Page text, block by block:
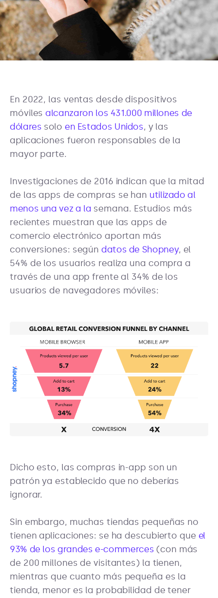
En 2022, las ventas desde dispositivos
móviles alcanzaron los 431.000 millones de
dólares solo en Estados Unidos, y las
aplicaciones fueron responsables de la
mayor parte.
Investigaciones de 2016 indican que la mitad
de las apps de compras se han utilizado al
menos una vez a la semana. Estudios más
recientes muestran que las apps de
comercio electrónico aportan más
conversiones: según datos de Shopney, el
54% de los usuarios realiza una compra a
través de una app frente al 34% de los
usuarios de navegadores móviles:
Dicho esto, las compras in-app son un
patrón ya establecido que no deberías
ignorar.
Sin embargo, muchas tiendas pequeñas no
tienen aplicaciones: se ha descubierto que el
93% de los grandes e-commerces (con más
de 200 millones de visitantes) la tienen,
mientras que cuanto más pequeña es la
tienda, menor es la probabilidad de tener